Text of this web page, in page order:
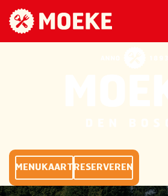
MENUKAART RESERVEREN